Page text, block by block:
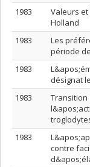
1983
Valeurs
Holland
1983
Les
période
1983
désignat
1983
Transition
1983
contre